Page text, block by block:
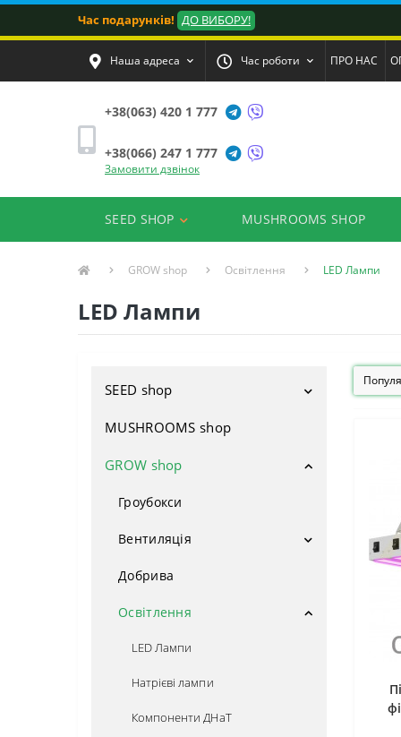
Час подарунків! ДО ВИБОРУ!
Наша адреса Час роботи ПРО НАС
+38(063) 420 1 777
+38(066) 247 1 777
Замовити дзвінок
SEED SHOP MUSHROOMS SHOP
GROW shop Освітлення LED Лампи
LED Лампи
SEED shop
Насіння поштучно
Авто фем
Фемінізовані
Сатіва
ОПТОМ
Індика
Потужні сорти
Врожайні сорти
Для новачків
MUSHROOMS shop
GROW shop
Гроубокси
Вентиляція
Вентилятори
Фільтри
Добрива
Освітлення
LED Лампи
Натрієві лампи
Компоненти ДНаТ